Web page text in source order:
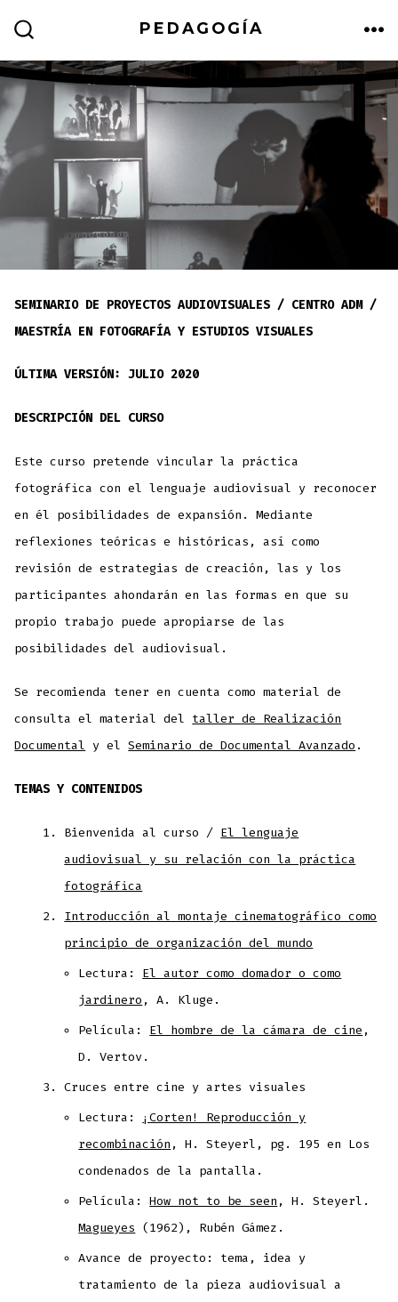
content
PEDAGOGÍA
SEMINARIO DE PROYECTOS AUDIOVISUALES / CENTRO ADM /
MAESTRÍA EN FOTOGRAFÍA Y ESTUDIOS VISUALES
ÚLTIMA VERSIÓN: JULIO 2020
DESCRIPCIÓN DEL CURSO
Este curso pretende vincular la práctica
fotográfica con el lenguaje audiovisual y reconocer
en él posibilidades de expansión. Mediante
reflexiones teóricas e históricas, así como
revisión de estrategias de creación, las y los
participantes ahondarán en las formas en que su
propio trabajo puede apropiarse de las
posibilidades del audiovisual.
Se recomienda tener en cuenta como material de
consulta el material del taller de Realización
Documental y elSeminario de Documental Avanzado .
TEMAS Y CONTENIDOS
Bienvenida al curso / El lenguaje
audiovisual y su relación con la práctica
fotográfica
Introducción al montaje cinematográfico como
principio de organización del mundo
Lectura: El autor como domador o como
jardinero , A. Kluge.
Película: El hombre de la cámara de cine ,
D. Vertov.
Cruces entre cine y artes visuales
Lectura:
¡Corten! Reproducción y
recombinación , H. Steyerl, pg. 195 en Los
condenados de la pantalla.
Película:How not to be seen , H. Steyerl.
Magueyes (1962), Rubén Gámez.
Avance de proyecto: tema, idea y
tratamiento de la pieza audiovisual a